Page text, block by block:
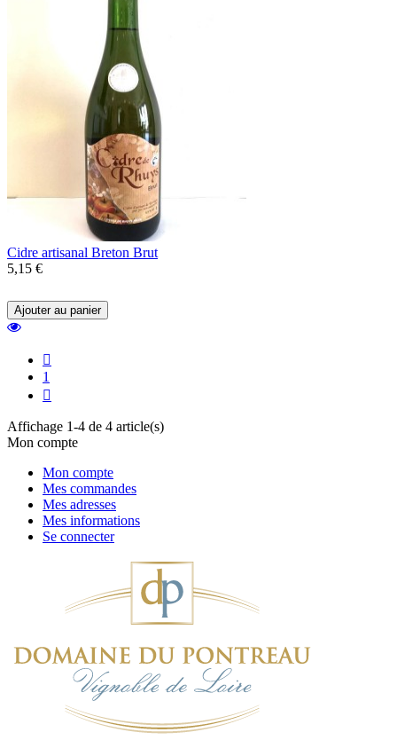
Cidre artisanal Breton Brut
5,15 €
Ajouter au panier

1

Affichage 1-4 de 4 article(s)
Mon compte
Mon compte
Mes commandes
Mes adresses
Mes informations
Se connecter